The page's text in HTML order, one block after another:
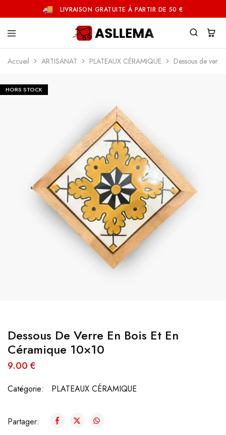
LIVRAISON GRATUITE À PARTIR DE 50 €
Accueil ARTISANAT PLATEAUX CÉRAMIQUE Dessous de
HORS STOCK
Dessous De Verre En Bois Et En
Céramique 10×10
9.00 €
Catégorie: PLATEAUX CÉRAMIQUE
Partager: